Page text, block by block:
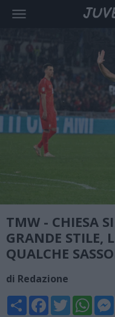
TMW - CHIESA
GRANDE STILE,
QUALCHE
di Redazione
Share FacebookTwitter